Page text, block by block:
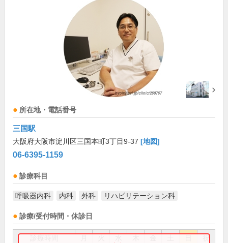
所在地・電話番号
三国駅
大阪府大阪市淀川区三国本町3丁目9-37 [地図]
06-6395-1159
診療科目
呼吸器内科 内科 外科 リハビリテーション科
診療/受付時間・休診日
祝